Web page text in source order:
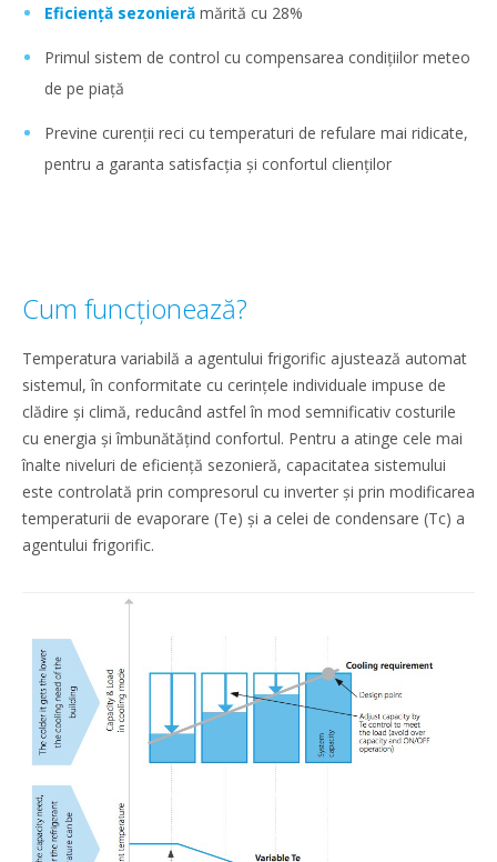
Eficiență sezonieră mărită cu 28%
Primul sistem de control cu compensarea condițiilor meteo
de pe piață
Previne curenții reci cu temperaturi de refulare mai ridicate,
pentru a garanta satisfacția și confortul clienților
Cum funcționează?
Temperatura variabilă a agentului frigorific ajustează automat
sistemul, în conformitate cu cerințele individuale impuse de
clădire și climă, reducând astfel în mod semnificativ costurile
cu energia și îmbunătățind confortul. Pentru a atinge cele mai
înalte niveluri de eficiență sezonieră, capacitatea sistemului
este controlată prin compresorul cu inverter și prin modificarea
temperaturii de evaporare (Te) și a celei de condensare (Tc) a
agentului frigorific.